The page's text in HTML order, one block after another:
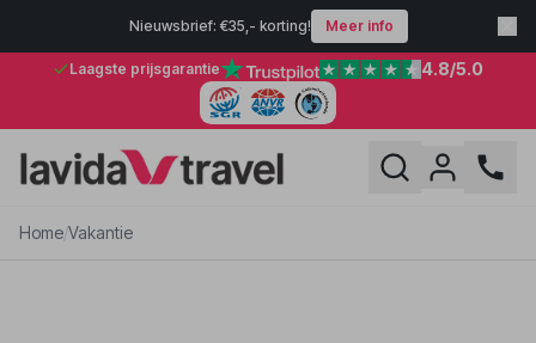
Nieuwsbrief: €35,- korting! Meer info
Laagste prijsgarantie 4.8/5.0
Home/Vakantie